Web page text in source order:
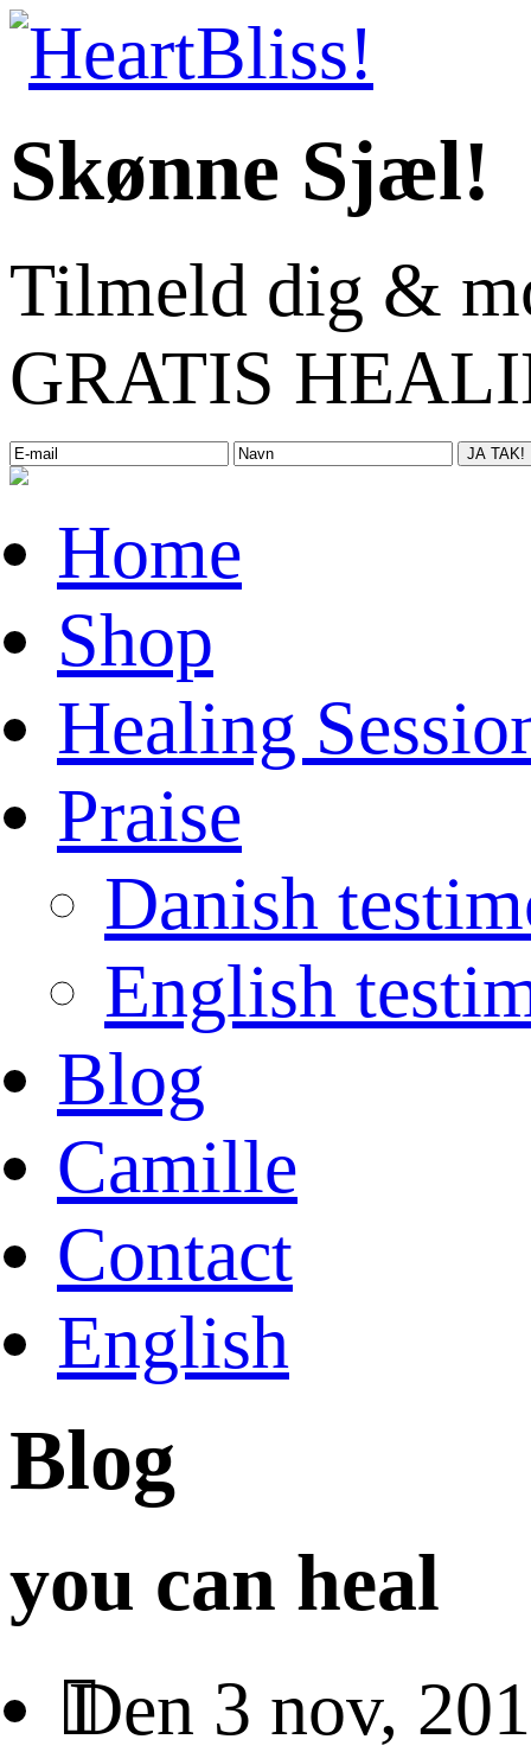
Skønne Sjæl!
Tilmeld dig &
GRATIS
Home
Shop
Healing
Praise
Danish
English
Blog
Camille
Contact
English
Blog
you can heal
Den 3 nov,